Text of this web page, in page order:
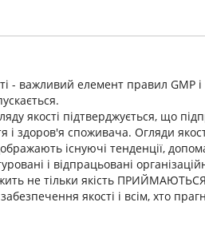
- важливий елемент правил GMP
якості підтверджується, що
і здоров'я споживача. Огляди
існуючі тенденції,
і відпрацьовані
не тільки якість
якості і всім, хто